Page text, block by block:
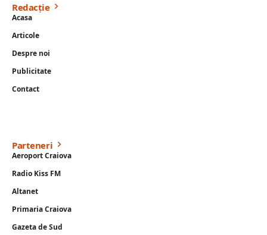
Redacție
Acasa
Articole
Despre noi
Publicitate
Contact
Parteneri
Aeroport Craiova
Radio Kiss FM
Altanet
Primaria Craiova
Gazeta de Sud